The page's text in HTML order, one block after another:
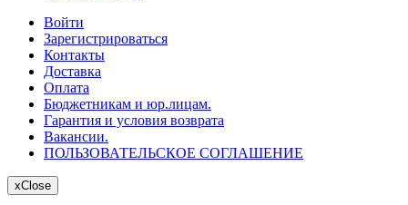
Войти
Зарегистрироваться
Контакты
Доставка
Оплата
Бюджетникам и юр.лицам.
Гарантия и условия возврата
Вакансии.
ПОЛЬЗОВАТЕЛЬСКОЕ СОГЛАШЕНИЕ
xClose